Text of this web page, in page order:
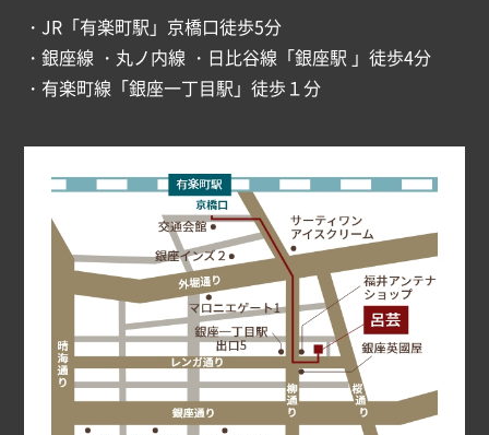
・JR「有楽町駅」京橋口徒歩5分
・銀座線 ・丸ノ内線 ・日比谷線「銀座駅 」徒歩4分
・有楽町線「銀座一丁目駅」徒歩１分